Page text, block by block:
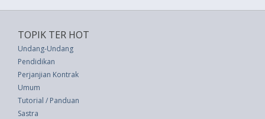
TOPIK TER HOT
Undang-Undang
Pendidikan
Perjanjian Kontrak
Umum
Tutorial / Panduan
Sastra